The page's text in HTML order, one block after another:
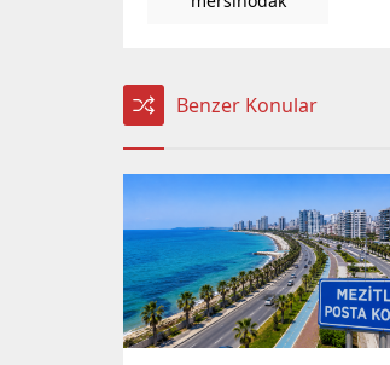
Benzer Konular